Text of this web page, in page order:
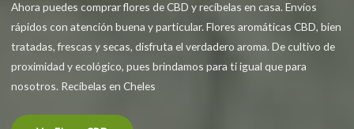
Ahora puedes comprar flores de CBD y recíbelas en casa. Envíos
rápidos con atención buena y particular. Flores aromáticas CBD, bien
tratadas, frescas y secas, disfruta el verdadero aroma. De cultivo de
proximidad y ecológico, pues brindamos para ti igual que para
nosotros. Recíbelas en Cheles